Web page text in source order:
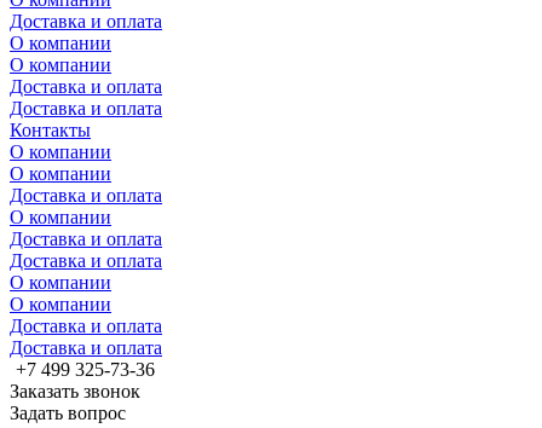
Доставка и оплата
О компании
О компании
Доставка и оплата
Доставка и оплата
Контакты
О компании
О компании
Доставка и оплата
О компании
Доставка и оплата
Доставка и оплата
О компании
О компании
Доставка и оплата
Доставка и оплата
+7 499 325-73-36
Заказать звонок
Задать вопрос